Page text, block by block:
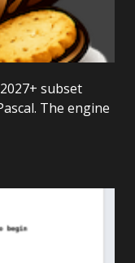
subset
The engine